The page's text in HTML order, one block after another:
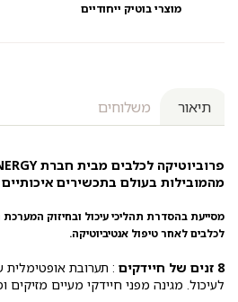
תיאור משלוחים
מהמובילות בעולם בתכשירים
מסייעת בהסדרת תהליכי עיכול ובחיזוק המערכת
לכלבים לאחר טיפול אנטיביוטיקה.
8 זנים של חיידקים
: תערובת אופטימלית
לעיכול. מגינה מפני חיידקי מעיים מזיקים
מוצרי בוטיק ייחודיים